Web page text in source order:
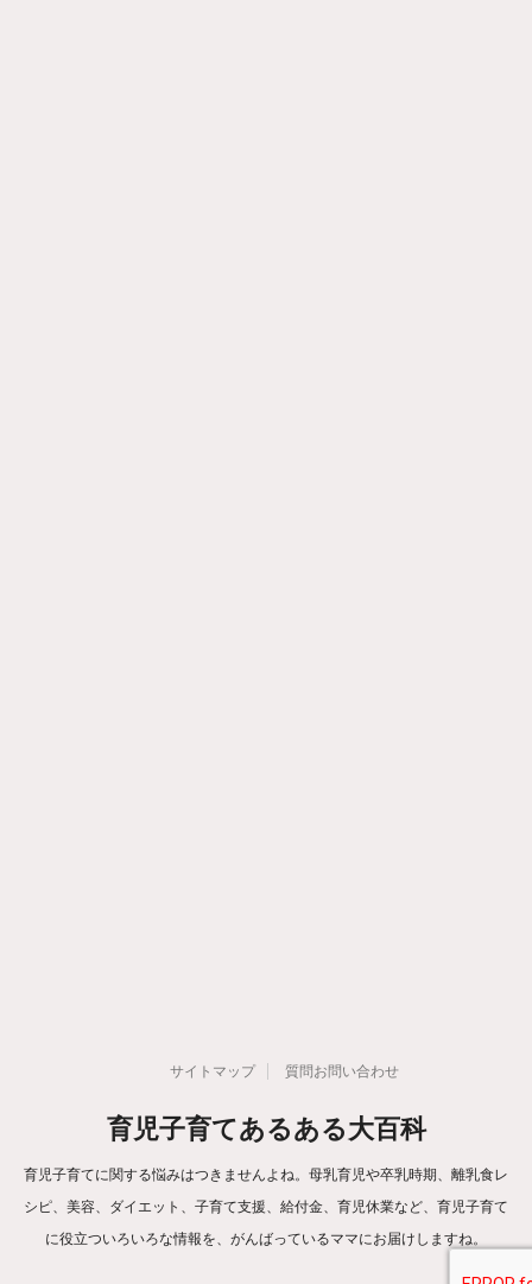
サイトマップ 質問お問い合わせ
育児子育てあるある大百科
育児子育てに関する悩みはつきませんよね。母乳育児や卒乳時期、離乳食レ
シピ、美容、ダイエット、子育て支援、給付金、育児休業など、育児子育て
に役立ついろいろな情報を、がんばっているママにお届けしますね。